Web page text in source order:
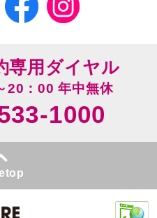
専用ダイヤル
20：00 年中無休
1000